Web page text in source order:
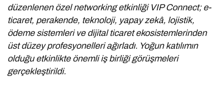
düzenlenen özel networking etkinliği VIP Connect; e-
ticaret, perakende, teknoloji, yapay zekâ, lojistik,
ödeme sistemleri ve dijital ticaret ekosistemlerinden
üst düzey profesyonelleri ağırladı. Yoğun katılımın
olduğu etkinlikte önemli iş birliği görüşmeleri
gerçekleştirildi.